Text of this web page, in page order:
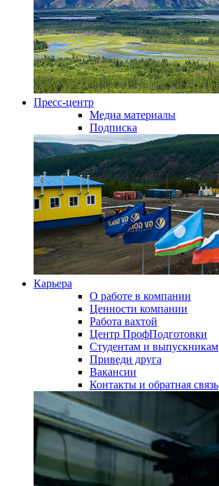
Пресс-центр
Медиа материалы
Подписка
Карьера
О работе в компании
Ценности компании
Работа вахтой
Центр ПрофПодготовки
Студентам и выпускникам
Приведи друга
Вакансии
Контакты и обратная связь